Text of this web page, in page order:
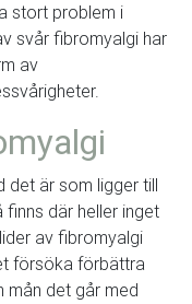
stort problem i
svår fibromyalgi har
av
det är som ligger till
där heller inget
av fibromyalgi
försöka förbättra
mån det går med